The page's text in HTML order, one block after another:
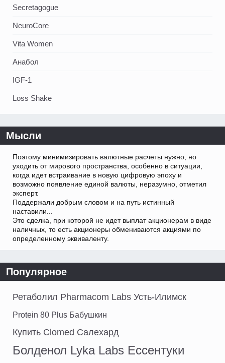
Secretagogue
NeuroCore
Vita Women
Анабол
IGF-1
Loss Shake
Мысли
Поэтому минимизировать валютные расчеты нужно, но
уходить от мирового пространства, особенно в ситуации,
когда идет встраивание в новую цифровую эпоху и
возможно появление единой валюты, неразумно, отметил
эксперт.
Поддержали добрым словом и на путь истинный
наставили...
Это сделка, при которой не идет выплат акционерам в виде
наличных, то есть акционеры обмениваются акциями по
определенному эквиваленту.
Популярное
Ретаболил Pharmacom Labs Усть-Илимск
Protein 80 Plus Бабушкин
Купить Clomed Салехард
Болденол Lyka Labs Ессентуки